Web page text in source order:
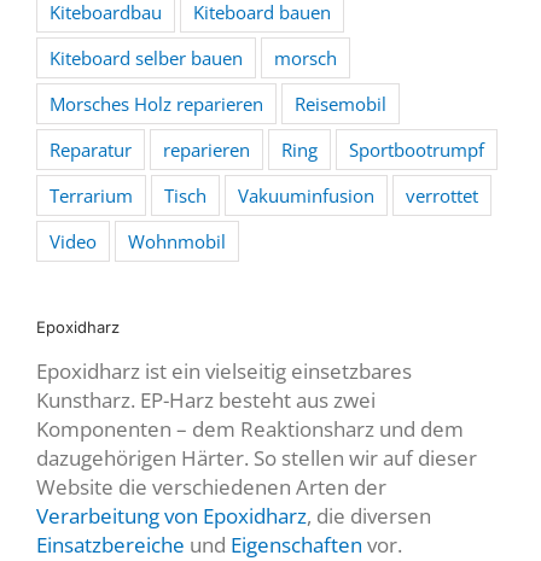
Kiteboardbau
Kiteboard bauen
Kiteboard selber bauen
morsch
Morsches Holz reparieren
Reisemobil
Reparatur
reparieren Ring
Sportbootrumpf
Terrarium
Tisch Vakuuminfusion
verrottet
Video
Wohnmobil
Epoxidharz
Epoxidharz ist ein vielseitig einsetzbares
Kunstharz. EP-Harz besteht aus zwei
Komponenten – dem Reaktionsharz und dem
dazugehörigen Härter. So stellen wir auf dieser
Website die verschiedenen Arten der
Verarbeitung von Epoxidharz, die diversen
Einsatzbereiche und Eigenschaften vor.